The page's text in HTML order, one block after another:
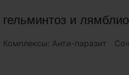
и
Анти-паразит